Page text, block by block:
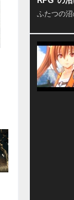
ふたつの沼